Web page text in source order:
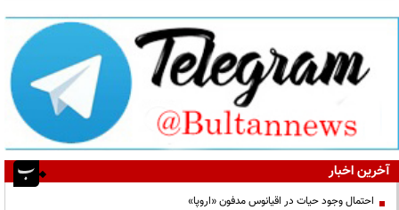
آخرین اخبار
احتمال وجود حیات در اقیانوس مدفون «اروپا»